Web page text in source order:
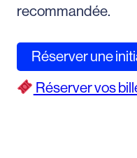
recommandée.
Réserver une
Réserver vos